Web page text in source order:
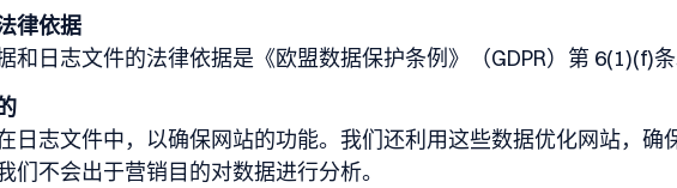
律依据
和日志文件的法律依据是《欧盟数据保护条例》（GDPR）第 6(1)(f)
日志文件中，以确保网站的功能。我们还利用这些数据优化网站，确
们不会出于营销目的对数据进行分析。